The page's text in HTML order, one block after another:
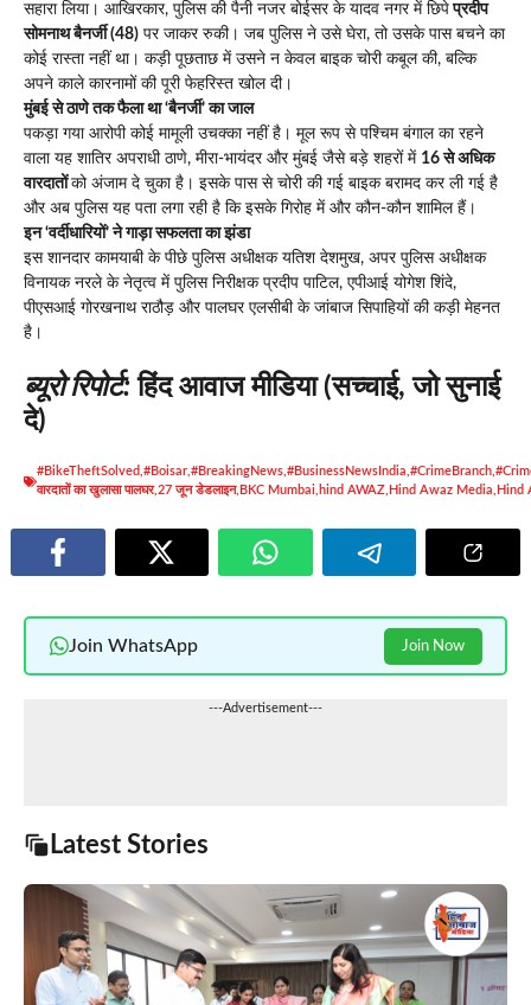
सहारा लिया। आखिरकार, पुलिस की पैनी नजर बोईसर के यादव नगर में छिपेप्रदीप
सोमनाथ बैनर्जी (48) पर जाकर रुकी। जब पुलिस ने उसे घेरा, तो उसके पास बचने का
कोई रास्ता नहीं था। कड़ी पूछताछ में उसने न केवल बाइक चोरी कबूल की, बल्कि
अपने काले कारनामों की पूरी फेहरिस्त खोल दी।
मुंबई से ठाणे तक फैला था ‘बैनर्जी’ का जाल
पकड़ा गया आरोपी कोई मामूली उचक्का नहीं है। मूल रूप से पश्चिम बंगाल का रहने
वाला यह शातिर अपराधी ठाणे, मीरा-भायंदर और मुंबई जैसे बड़े शहरों में 16 से अधिक
वारदातोंको अंजाम दे चुका है। इसके पास से चोरी की गई बाइक बरामद कर ली गई है
और अब पुलिस यह पता लगा रही है कि इसके गिरोह में और कौन-कौन शामिल हैं।
इन ‘वर्दीधारियों’ ने गाड़ा सफलता का झंडा
इस शानदार कामयाबी के पीछे पुलिस अधीक्षक यतिश देशमुख, अपर पुलिस अधीक्षक
विनायक नरले के नेतृत्व में पुलिस निरीक्षक प्रदीप पाटिल, एपीआई योगेश शिंदे,
पीएसआई गोरखनाथ राठौड़ और पालघर एलसीबी के जांबाज सिपाहियों की कड़ी मेहनत
है।
ब्यूरो रिपोर्ट: हिंद आवाज मीडिया (सच्चाई, जो सुनाई
दे)
#BikeTheftSolved #Boisar #BreakingNews #BusinessNewsIndia #CrimeBranch
वारदातों का खुलासा पालघर,27 जून डेडलाइन, BKC Mumbai hind AWAZ Hind Awaz Media Hind
Join WhatsApp Join Now
---Advertisement---
Latest Stories